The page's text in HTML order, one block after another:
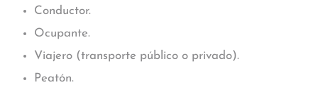
Conductor.
Ocupante.
Viajero (transporte público o privado).
Peatón.